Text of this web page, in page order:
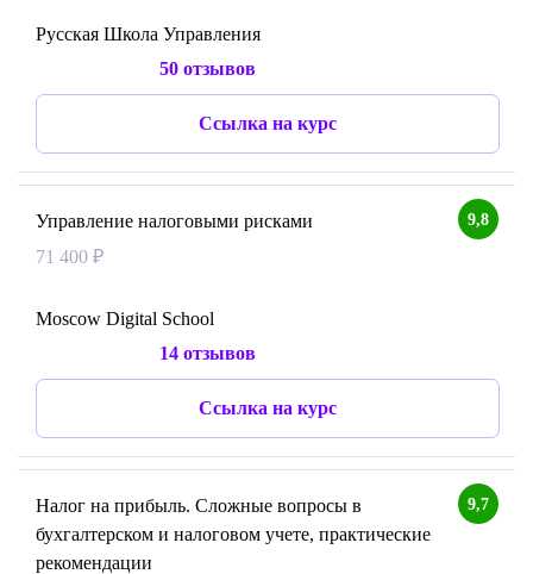
Русская Школа Управления
50 отзывов
Ссылка на курс
9,8
Управление налоговыми рисками
71 400 ₽
Moscow Digital School
14 отзывов
Ссылка на курс
9,7
Налог на прибыль. Сложные вопросы в
бухгалтерском и налоговом учете, практические
рекомендации